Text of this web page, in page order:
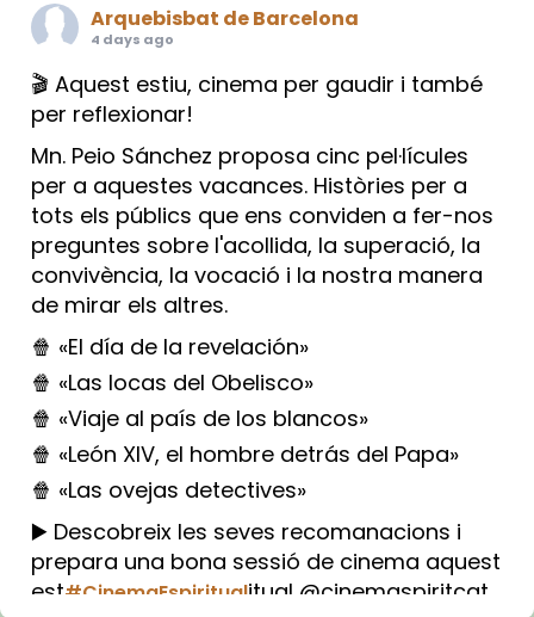
Arquebisbat de Barcelona
4 days ago
🎬 Aquest estiu, cinema per gaudir i també
per reflexionar!
Mn. Peio Sánchez proposa cinc pel·lícules
per a aquestes vacances. Històries per a
tots els públics que ens conviden a fer-nos
preguntes sobre l'acollida, la superació, la
convivència, la vocació i la nostra manera
de mirar els altres.
🍿 «El día de la revelación»
🍿 «Las locas del Obelisco»
🍿 «Viaje al país de los blancos»
🍿 «León XIV, el hombre detrás del Papa»
🍿 «Las ovejas detectives»
▶️ Descobreix les seves recomanacions i
prepara una bona sessió de cinema aquest
est#CinemaEspiritualitual @cinemaspiritcat